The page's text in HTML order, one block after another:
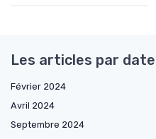
Les articles par date
Février 2024
Avril 2024
Septembre 2024